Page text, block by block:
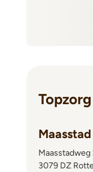
Topzorg
Maasstadweg
3079 DZ